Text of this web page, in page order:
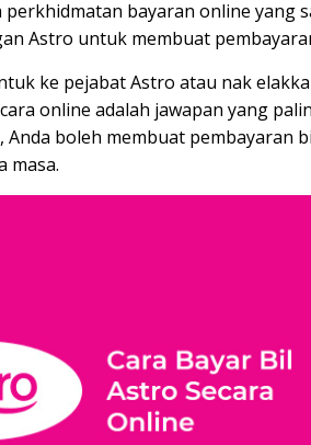
bayaran online yang
Astro untuk membuat
ke pejabat Astro atau nak
online adalah jawapan yang
boleh membuat pembayaran
masa.